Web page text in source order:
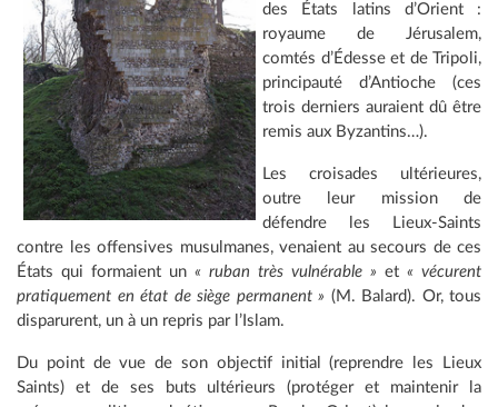
des États latins d’Orient :
royaume de Jérusalem,
comtés d’Édesse et de Tripoli,
principauté d’Antioche (ces
trois derniers auraient dû être
remis aux Byzantins…).
Les croisades ultérieures,
outre leur mission de
défendre les Lieux-Saints
contre les offensives musulmanes, venaient au secours de ces
États qui formaient un « ruban très vulnérable » et « vécurent
pratiquement en état de siège permanent » (M. Balard). Or, tous
disparurent, un à un repris par l’Islam.
Du point de vue de son objectif initial (reprendre les Lieux
Saints) et de ses buts ultérieurs (protéger et maintenir la